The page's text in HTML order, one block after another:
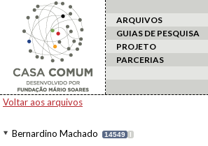
ARQUIVOS
GUIAS DE PESQUISA
PROJETO
PARCERIAS
Voltar aos arquivos
Bernardino Machado 14549 I